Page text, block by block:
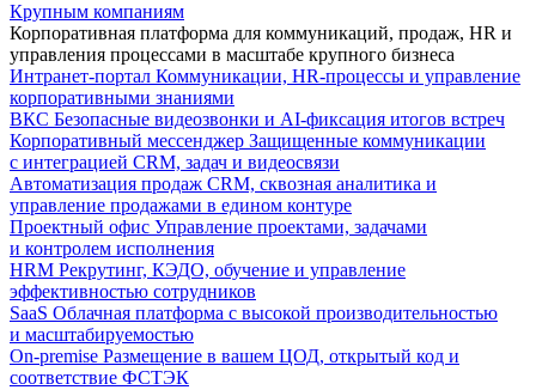
Крупным компаниям
Корпоративная платформа для коммуникаций, продаж, HR и
управления процессами в масштабе крупного бизнеса
Интранет-портал Коммуникации, HR-процессы и управление
корпоративными знаниями
ВКС Безопасные видеозвонки и AI-фиксация итогов встреч
Корпоративный мессенджер Защищенные коммуникации
с интеграцией CRM, задач и видеосвязи
Автоматизация продаж CRM, сквозная аналитика и
управление продажами в едином контуре
Проектный офис Управление проектами, задачами
и контролем исполнения
HRM Рекрутинг, КЭДО, обучение и управление
эффективностью сотрудников
SaaS Облачная платформа с высокой производительностью
и масштабируемостью
On-premise Размещение в вашем ЦОД, открытый код и
соответствие ФСТЭК